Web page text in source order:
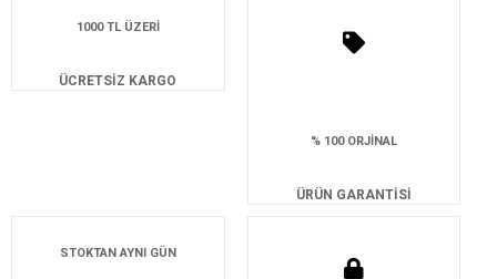
1000 TL ÜZERİ
ÜCRETSİZ KARGO
% 100 ORJİNAL
ÜRÜN GARANTİSİ
STOKTAN AYNI GÜN